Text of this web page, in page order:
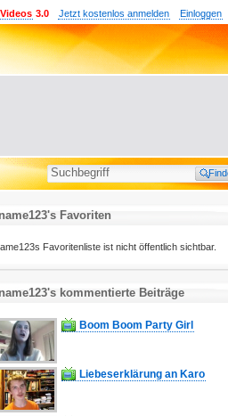
Einloggen
Jetzt kostenlos anmelden
3.0
Favoriten
Favoritenliste ist nicht öffentlich sichtbar.
kommentierte Beiträge
Boom Boom Party Girl
Liebeserklärung an Karo